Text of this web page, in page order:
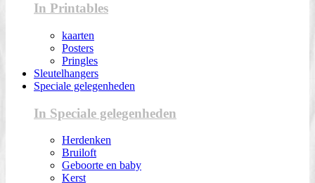
In Printables
kaarten
Posters
Pringles
Sleutelhangers
Speciale gelegenheden
In Speciale gelegenheden
Herdenken
Bruiloft
Geboorte en baby
Kerst